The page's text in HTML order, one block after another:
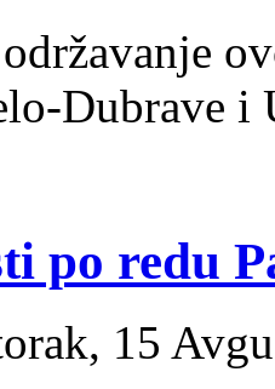
Dubrave i
po redu
15